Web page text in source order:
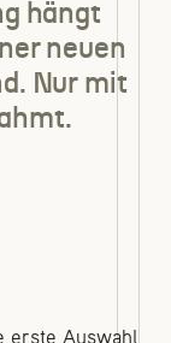
hängt
neuen
Nur mit
erste Auswahl